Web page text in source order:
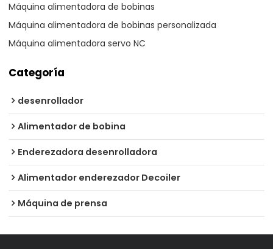
Máquina alimentadora de bobinas
Máquina alimentadora de bobinas personalizada
Máquina alimentadora servo NC
Categoría
desenrollador
Alimentador de bobina
Enderezadora desenrolladora
Alimentador enderezador Decoiler
Máquina de prensa